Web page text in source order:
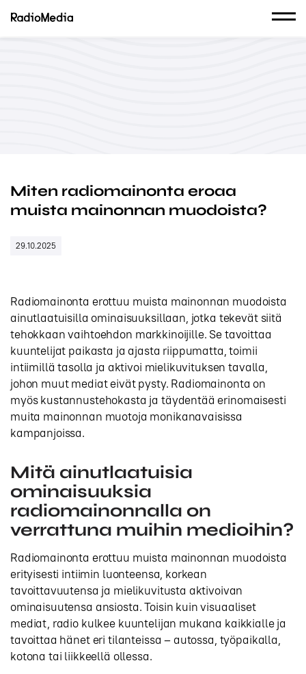
Miten radiomainonta eroaa
muista mainonnan muodoista?
29.10.2025
Radiomainonta erottuu muista mainonnan muodoista
ainutlaatuisilla ominaisuuksillaan, jotka tekevät siitä
tehokkaan vaihtoehdon markkinoijille. Se tavoittaa
kuuntelijat paikasta ja ajasta riippumatta, toimii
intiimillä tasolla ja aktivoi mielikuvituksen tavalla,
johon muut mediat eivät pysty. Radiomainonta on
myös kustannustehokasta ja täydentää erinomaisesti
muita mainonnan muotoja monikanavaisissa
kampanjoissa.
Mitä ainutlaatuisia
ominaisuuksia
radiomainonnalla on
verrattuna muihin medioihin?
Radiomainonta erottuu muista mainonnan muodoista
erityisesti intiimin luonteensa, korkean
tavoittavuutensa ja mielikuvitusta aktivoivan
ominaisuutensa ansiosta. Toisin kuin visuaaliset
mediat, radio kulkee kuuntelijan mukana kaikkialle ja
tavoittaa hänet eri tilanteissa – autossa, työpaikalla,
kotona tai liikkeellä ollessa.